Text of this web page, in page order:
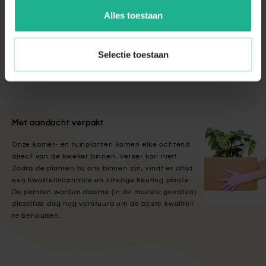
Alles toestaan
Selectie toestaan
Voeding Anthurium
€ 5,95
Met aandacht verpakt
Onze kamer- en tuinplanten komen elke ochtend
direct van de kweker binnen. Verser kan niet!
Zodra de planten bij ons binnen zijn, vindt er altijd
een kwaliteitscontrole en strenge keuring plaats.
De planten worden daarna (in de meeste gevallen)
diezelfde dag nog verstuurd om de beste kwaliteit
te behouden.